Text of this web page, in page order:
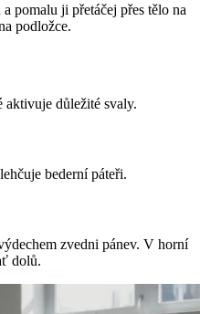
pomalu ji přetáčej přes tělo na
podložce.
důležité svaly.
bederní páteři.
zvedni pánev. V horní
dolů.